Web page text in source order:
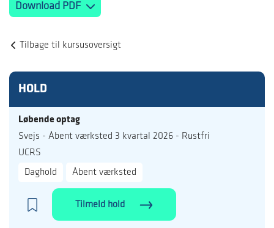
Download PDF
Tilbage til kursusoversigt
HOLD
Løbende optag
Svejs - Åbent værksted 3 kvartal 2026 - Rustfri
UCRS
Daghold
Åbent værksted
Tilmeld hold